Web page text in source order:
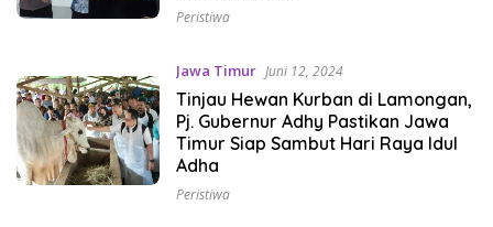
Peristiwa
Jawa Timur Juni 12, 2024
Tinjau Hewan Kurban di Lamongan,
Pj. Gubernur Adhy Pastikan Jawa
Timur Siap Sambut Hari Raya Idul
Adha
Peristiwa